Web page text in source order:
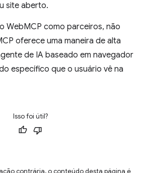
site aberto.
WebMCP como parceiros, não
oferece uma maneira de alta
de IA baseado em navegador
específico que o usuário vê na
Isso foi útil?
contrária, o conteúdo desta página é